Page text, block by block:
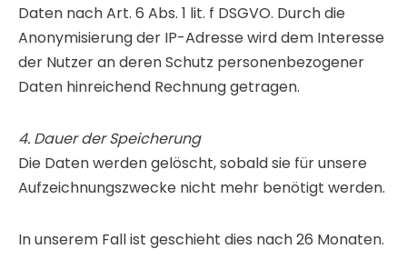
Daten nach Art. 6 Abs. 1 lit. f DSGVO. Durch die
Anonymisierung der IP-Adresse wird dem Interesse
der Nutzer an deren Schutz personenbezogener
Daten hinreichend Rechnung getragen.
4. Dauer der Speicherung
Die Daten werden gelöscht, sobald sie für unsere
Aufzeichnungszwecke nicht mehr benötigt werden.
In unserem Fall ist geschieht dies nach 26 Monaten.